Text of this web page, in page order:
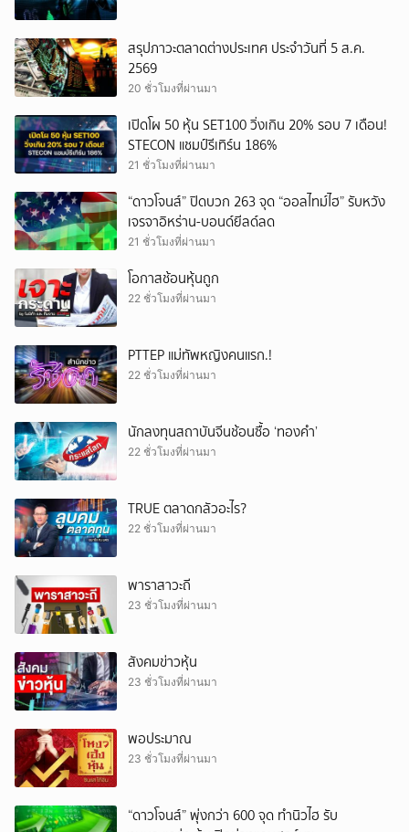
สรุปภาวะตลาดต่างประเทศ ประจำวันที่ 5 ส.ค.
2569
20 ชั่วโมงที่ผ่านมา
เปิดโผ 50 หุ้น SET100 วิ่งเกิน 20% รอบ 7 เดือน!
STECON แชมป์รีเทิร์น 186%
21 ชั่วโมงที่ผ่านมา
“ดาวโจนส์” ปิดบวก 263 จุด “ออลไทม์ไฮ” รับหวัง
เจรจาอิหร่าน-บอนด์ยีลด์ลด
21 ชั่วโมงที่ผ่านมา
โอกาสช้อนหุ้นถูก
22 ชั่วโมงที่ผ่านมา
PTTEP แม่ทัพหญิงคนแรก.!
22 ชั่วโมงที่ผ่านมา
นักลงทุนสถาบันจีนช้อนซื้อ ‘ทองคำ’
22 ชั่วโมงที่ผ่านมา
TRUE ตลาดกลัวอะไร?
22 ชั่วโมงที่ผ่านมา
พาราสาวะถี
23 ชั่วโมงที่ผ่านมา
สังคมข่าวหุ้น
23 ชั่วโมงที่ผ่านมา
พอประมาณ
23 ชั่วโมงที่ผ่านมา
“ดาวโจนส์” พุ่งกว่า 600 จุด ทำนิวไฮ รับ